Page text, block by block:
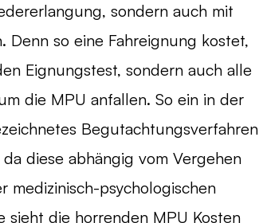
sondern auch mit
Denn so eine Fahreignung kostet,
Eignungstest, sondern auch alle
die MPU anfallen. So ein in der
Begutachtungsverfahren
diese abhängig vom Vergehen
medizinisch-psychologischen
die horrenden MPU Kosten